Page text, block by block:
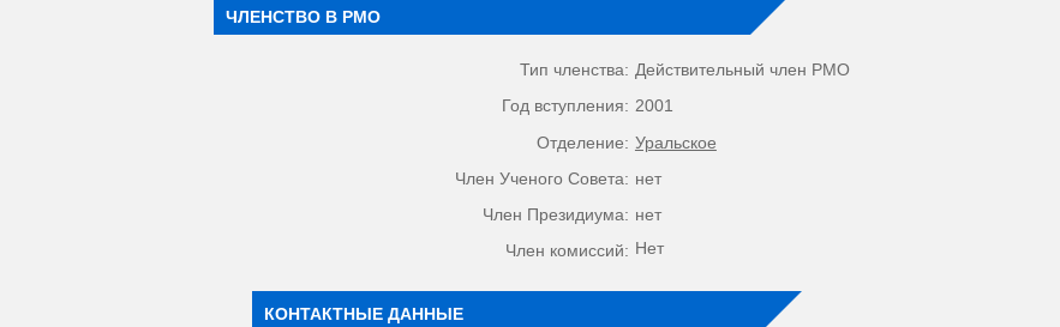
ЧЛЕНСТВО В РМО
Тип членства: Действительный член РМО
Год вступления: 2001
Отделение: Уральское
Член Ученого Совета: нет
Член Президиума: нет
Член комиссий: Нет
КОНТАКТНЫЕ ДАННЫЕ